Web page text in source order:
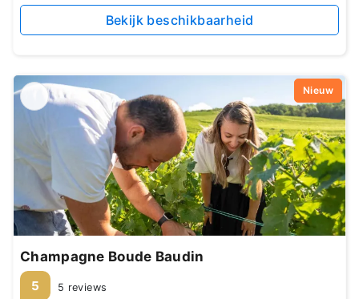
Bekijk beschikbaarheid
Nieuw
Champagne Boude Baudin
5 5 reviews